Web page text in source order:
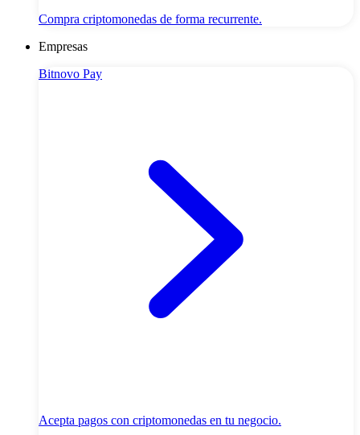
Compra criptomonedas de forma recurrente.
Empresas
Bitnovo Pay
Acepta pagos con criptomonedas en tu negocio.